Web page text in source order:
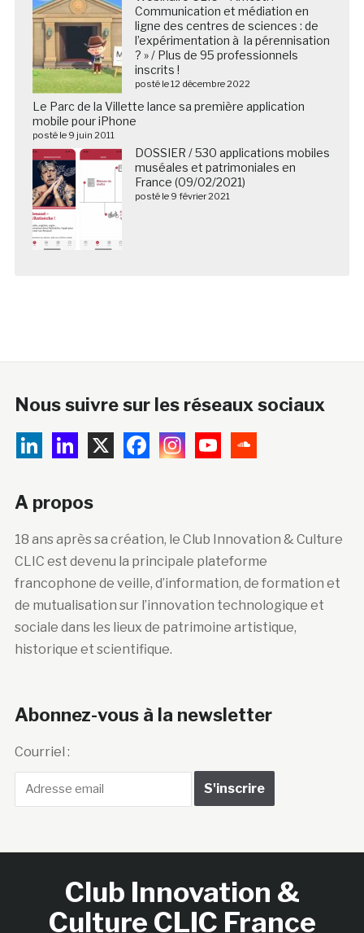
Communication et médiation en
ligne des centres de sciences : de
l’expérimentation à la pérennisation
? » / Plus de 95 professionnels
inscrits !
posté le 12 décembre 2022
Le Parc de la Villette lance sa première application
mobile pour iPhone
posté le 9 juin 2011
DOSSIER / 530 applications mobiles
muséales et patrimoniales en
France (09/02/2021)
posté le 9 février 2021
Nous suivre sur les réseaux sociaux
A propos
18 ans après sa création, le Club Innovation & Culture
CLIC est devenu la principale plateforme
francophone de veille, d’information, de formation et
de mutualisation sur l’innovation technologique et
sociale dans les lieux de patrimoine artistique,
historique et scientifique.
Abonnez-vous à la newsletter
Courriel :
Club Innovation &
Culture CLIC France